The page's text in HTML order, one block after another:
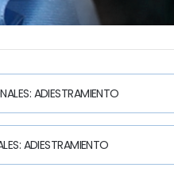
ADIESTRAMIENTO
ADIESTRAMIENTO